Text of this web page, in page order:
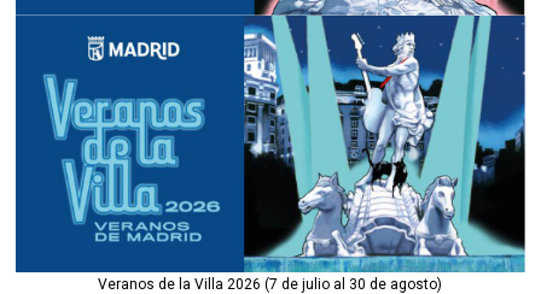
Veranos de la Villa 2026 (7 de julio al 30 de agosto)